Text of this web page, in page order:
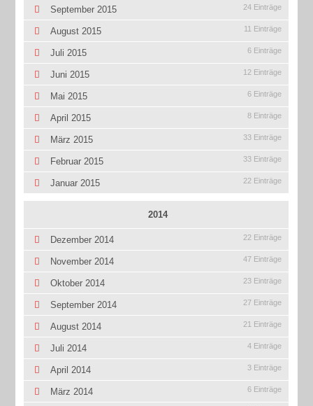
September 2015 24 Einträge
August 2015 11 Einträge
Juli 2015 6 Einträge
Juni 2015 12 Einträge
Mai 2015 6 Einträge
April 2015 8 Einträge
März 2015 33 Einträge
Februar 2015 33 Einträge
Januar 2015 22 Einträge
2014
Dezember 2014 22 Einträge
November 2014 47 Einträge
Oktober 2014 23 Einträge
September 2014 27 Einträge
August 2014 21 Einträge
Juli 2014 4 Einträge
April 2014 3 Einträge
März 2014 6 Einträge